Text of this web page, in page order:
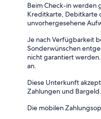
Beim Check-in werden
Kreditkarte, Debitkarte
unvorhergesehene
Je nach Verfügbarkeit
Sonderwünschen
nicht garantiert
an.
Diese Unterkunft
Zahlungen und Bargeld.
Die mobilen